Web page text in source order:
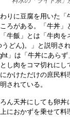
りに豆腐を用いた
ろがある。「牛丼」
牛飯」とは「牛肉
うどん)。」と説明さ
」は「牛丼にあら
し肉をコマ切れに
かけただけの庶民
されている。
ん天丼にしても卵
におかずを乗せて